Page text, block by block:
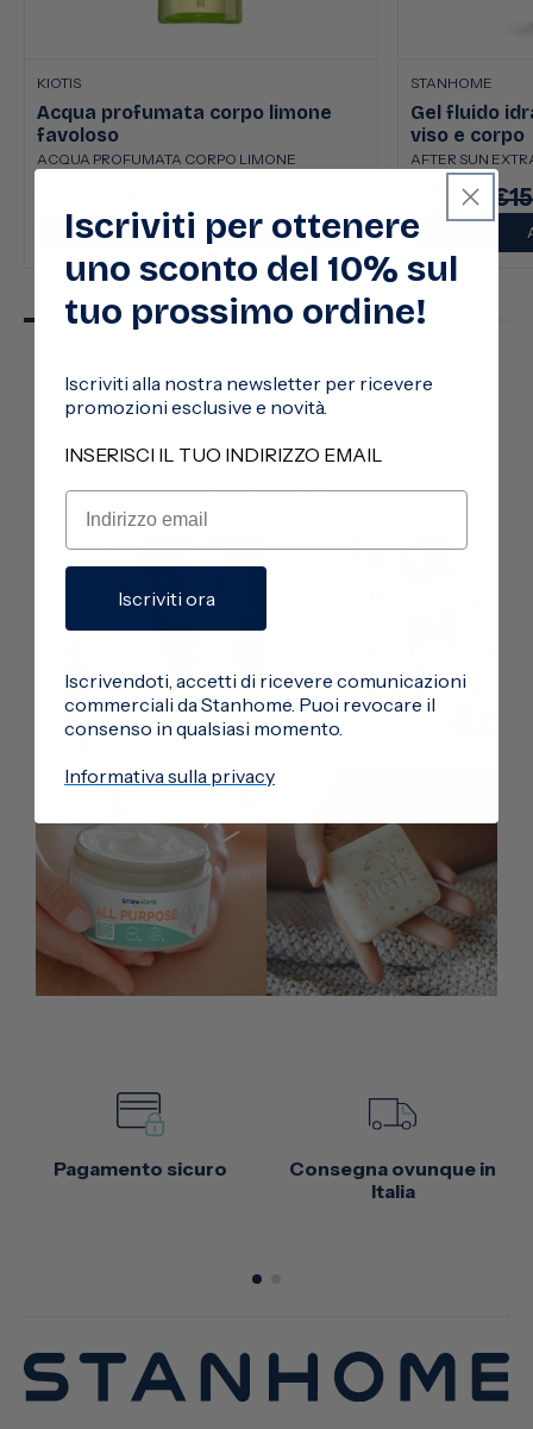
KIOTIS
Acqua profumata corpo limone
favoloso
ACQUA PROFUMATA CORPO LIMONE
scontato di
AGGIUNGI
STANHOME
Gel fluido
viso e corpo
AFTER SUN
Prezzo
scontato
€8,50
di
Seguici
Pagamento sicuro
Consegna ovunque in
Italia
Iscriviti per ottenere
uno sconto del 10% sul
tuo prossimo ordine!
Iscriviti alla nostra newsletter per ricevere
promozioni esclusive e novità.
INSERISCI IL TUO INDIRIZZO EMAIL
Iscriviti ora
Iscrivendoti, accetti di ricevere comunicazioni
commerciali da Stanhome. Puoi revocare il
consenso in qualsiasi momento.
Informativa sulla privacy